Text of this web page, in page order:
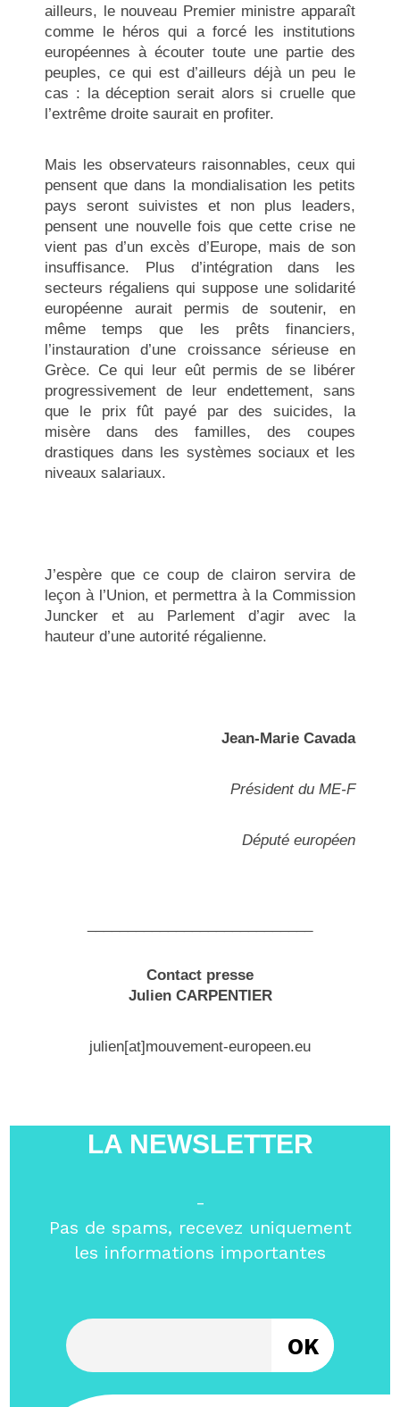
ailleurs, le nouveau Premier ministre apparaît
comme le héros qui a forcé les institutions
européennes à écouter toute une partie des
peuples, ce qui est d’ailleurs déjà un peu le
cas : la déception serait alors si cruelle que
l’extrême droite saurait en profiter.
Mais les observateurs raisonnables, ceux qui
pensent que dans la mondialisation les petits
pays seront suivistes et non plus leaders,
pensent une nouvelle fois que cette crise ne
vient pas d’un excès d’Europe, mais de son
insuffisance. Plus d’intégration dans les
secteurs régaliens qui suppose une solidarité
européenne aurait permis de soutenir, en
même temps que les prêts financiers,
l’instauration d’une croissance sérieuse en
Grèce. Ce qui leur eût permis de se libérer
progressivement de leur endettement, sans
que le prix fût payé par des suicides, la
misère dans des familles, des coupes
drastiques dans les systèmes sociaux et les
niveaux salariaux.
J’espère que ce coup de clairon servira de
leçon à l’Union, et permettra à la Commission
Juncker et au Parlement d’agir avec la
hauteur d’une autorité régalienne.
Jean-Marie Cavada
Président du ME-F
Député européen
Contact presse
Julien CARPENTIER
julien[at]mouvement-europeen.eu
LA NEWSLETTER
-
Pas de spams, recevez uniquement
les informations importantes